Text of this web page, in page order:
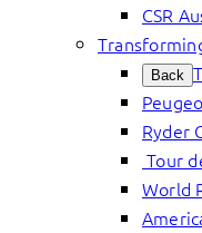
CSR
Back
Ryder
Tour
World